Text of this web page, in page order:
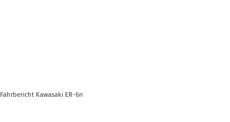
Fahrbericht Kawasaki ER-6n